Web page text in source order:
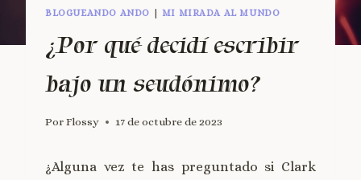
BLOGUEANDO ANDO | MI MIRADA AL MUNDO
¿Por qué decidí escribir
bajo un seudónimo?
Por Flossy 17 de octubre de 2023
¿Alguna vez te has preguntado si Clark